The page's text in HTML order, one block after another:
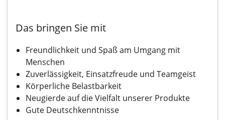
Das bringen Sie mit
Freundlichkeit und Spaß am Umgang mit
Menschen
Zuverlässigkeit, Einsatzfreude und Teamgeist
Körperliche Belastbarkeit
Neugierde auf die Vielfalt unserer Produkte
Gute Deutschkenntnisse